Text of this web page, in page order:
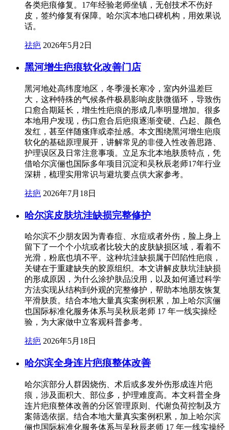
各类疤痕修复。17年经验老师坐镇，无创技术不伤好
皮，签约修复有保障。哈尔滨本地口碑机构，用效果说
话。
祛疤 2026年5月2日
黑河增生疤痕软化改善门店
黑河地处高纬度地区，冬季漫长寒冷，室内外温差巨
大，这种特殊的气候条件极易影响皮肤微循环，导致伤
口愈合期延长，增生性疤痕的形成几率明显增加。很多
本地用户发现，伤口愈合后疤痕逐渐变硬、凸起、颜色
发红，甚至伴随瘙痒或牵扯感。本文围绕黑河增生疤痕
软化的基础原理展开，讲解常见的非侵入性改善思路、
护理误区及日常注意事项。立足东北本地肤质特点，凭
借哈尔滨俪也国际多年项目沉淀和吴秋辰老师17年行业
深耕，梳理实用常识与避坑要点供大家参考。
祛疤 2026年7月18日
哈尔滨皮肤坑洼缺损完整修护
哈尔滨不少朋友因为青春痘、水痘或者外伤，脸上身上
留下了一个个小坑或者比较大的皮肤缺损区域，看着不
光滑，粉底也填不平。这种坑洼缺损属于凹陷性疤痕，
关键在于重建缺失的胶原组织。本文讲解皮肤坑洼缺损
的形成原因，为什么涂护肤品没用，以及如何通过科学
方法实现从结构到外观的完整修护，帮助本地朋友恢复
平滑肤质。结合本地大量真实案例积累，加上哈尔滨俪
也国际标准化服务体系与吴秋辰老师 17 年一线实操经
验，为大家做中立客观科普参考。
祛疤 2026年5月18日
哈尔滨全身连片疤痕整体改善
哈尔滨部分人群因烧伤、术后或多发外伤形成连片疤
痕，涉及面积大、部位多，护理难度高。本文科普全身
连片疤痕整体改善的分区管理原则、代谢负荷控制及方
案筛选依据。结合本地大量真实案例积累，加上哈尔滨
俪也国际标准化服务体系与吴秋辰老师 17 年一线实操经